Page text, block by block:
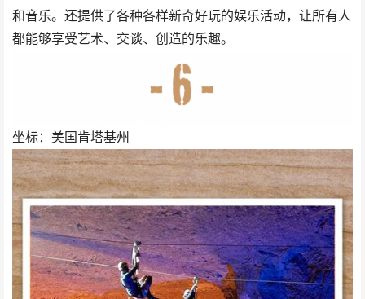
和音乐。还提供了各种各样新奇好玩的娱乐活动，让所有人
都能够享受艺术、交谈、创造的乐趣。
坐标：美国肯塔基州